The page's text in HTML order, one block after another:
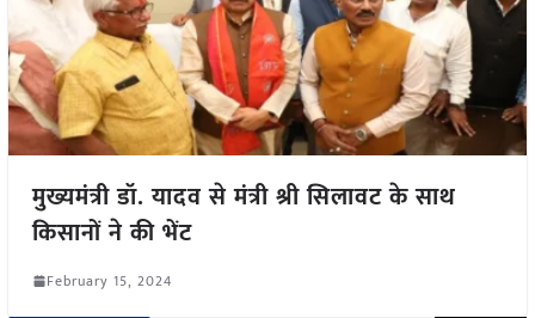
मुख्यमंत्री डॉ. यादव से मंत्री श्री सिलावट के साथ
किसानों ने की भेंट
February 15, 2024